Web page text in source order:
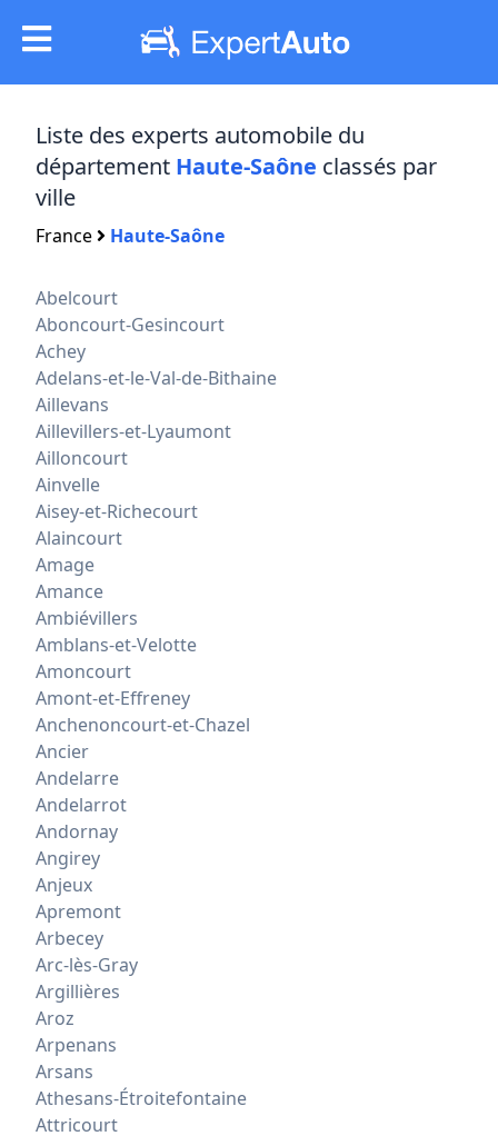
Liste des experts automobile du
département Haute-Saône classés par
ville
France Haute-Saône
Abelcourt
Aboncourt-Gesincourt
Achey
Adelans-et-le-Val-de-Bithaine
Aillevans
Aillevillers-et-Lyaumont
Ailloncourt
Ainvelle
Aisey-et-Richecourt
Alaincourt
Amage
Amance
Ambiévillers
Amblans-et-Velotte
Amoncourt
Amont-et-Effreney
Anchenoncourt-et-Chazel
Ancier
Andelarre
Andelarrot
Andornay
Angirey
Anjeux
Apremont
Arbecey
Arc-lès-Gray
Argillières
Aroz
Arpenans
Arsans
Athesans-Étroitefontaine
Attricourt